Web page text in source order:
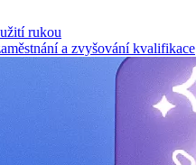
rukou
a zvyšování kvalifikace